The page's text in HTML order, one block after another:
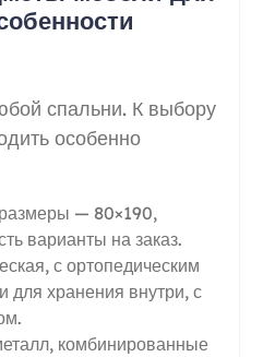
спальни. К выбору
особенно
— 80×190,
варианты на заказ.
с ортопедическим
хранения внутри, с
комбинированные